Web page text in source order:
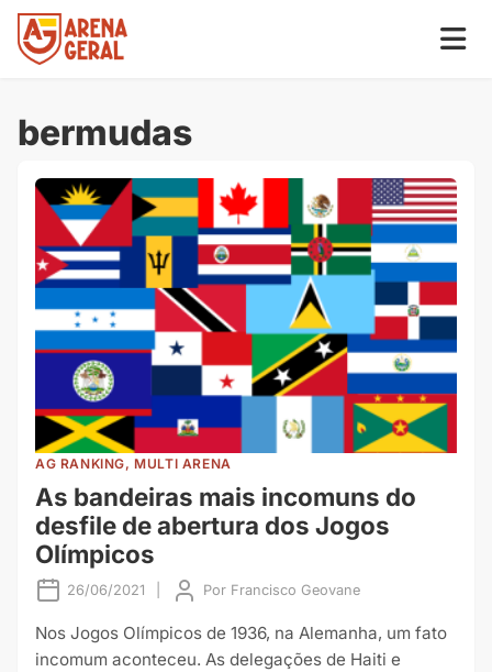
bermudas
AG RANKING, MULTI ARENA
As bandeiras mais incomuns do
desfile de abertura dos Jogos
Olímpicos
26/06/2021 Por Francisco Geovane
Nos Jogos Olímpicos de 1936, na Alemanha, um fato
incomum aconteceu. As delegações de Haiti e